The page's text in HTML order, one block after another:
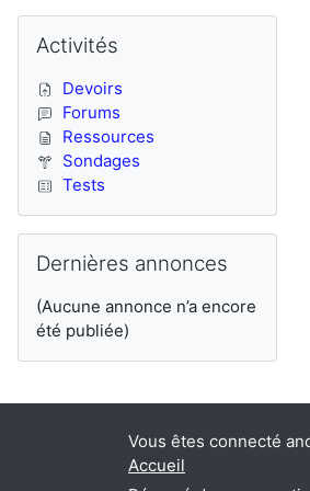
Activités
Devoirs
Forums
Ressources
Sondages
Tests
Dernières annonces
(Aucune annonce n’a encore
été publiée)
Vous êtes connecté
Accueil